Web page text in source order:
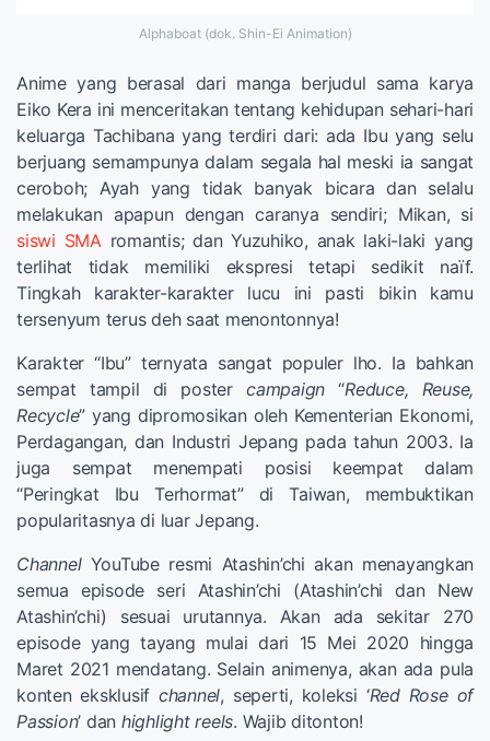
Alphaboat (dok. Shin-Ei Animation)
Anime yang berasal dari manga berjudul sama karya
Eiko Kera ini menceritakan tentang kehidupan sehari-hari
keluarga Tachibana yang terdiri dari: ada Ibu yang selu
berjuang semampunya dalam segala hal meski ia sangat
ceroboh; Ayah yang tidak banyak bicara dan selalu
melakukan apapun dengan caranya sendiri; Mikan, si
siswi SMA romantis; dan Yuzuhiko, anak laki-laki yang
terlihat tidak memiliki ekspresi tetapi sedikit naïf.
Tingkah karakter-karakter lucu ini pasti bikin kamu
tersenyum terus deh saat menontonnya!
Karakter “Ibu” ternyata sangat populer lho. Ia bahkan
sempat tampil di poster campaign “Reduce, Reuse,
Recycle” yang dipromosikan oleh Kementerian Ekonomi,
Perdagangan, dan Industri Jepang pada tahun 2003. Ia
juga sempat menempati posisi keempat dalam
“Peringkat Ibu Terhormat” di Taiwan, membuktikan
popularitasnya di luar Jepang.
ChannelYouTube resmi Atashin’chi akan menayangkan
semua episode seri Atashin’chi (Atashin’chi dan New
Atashin’chi) sesuai urutannya. Akan ada sekitar 270
episode yang tayang mulai dari 15 Mei 2020 hingga
Maret 2021 mendatang. Selain animenya, akan ada pula
konten eksklusif channel, seperti, koleksi ‘Red Rose of
Passion’ dan highlight reels. Wajib ditonton!